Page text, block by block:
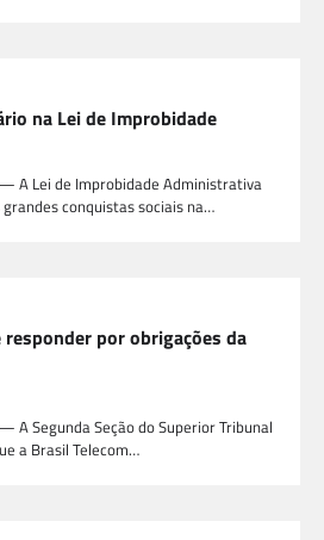
na Lei de Improbidade
— A Lei de Improbidade Administrativa
conquistas sociais na…
responder por obrigações da
A Segunda Seção do Superior Tribunal
a Brasil Telecom…